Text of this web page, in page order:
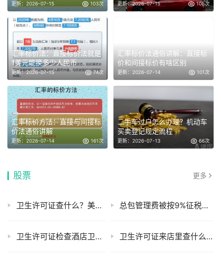
更新：2026-07-15 103次 更新：2026-07-15 105次
汇率标价法：直接标价法就是
1美元能换多少人民币
更新：2026-07-15 74次
汇率标价法通俗讲解：直接标
价和间接标价有啥区别
更新：2026-07-14 101次
汇率标价方法：直接与间接标
价法通俗讲解
更新：2026-07-14 161次
二手车过户怎么办理？机动车
买卖登记规定流程
更新：2026-07-13 66次
股票 更多
卫生许可证查什么？美发店老板必看的检查重点 总包管理费被按9%征税？来看这张增值税发票图片避坑
卫生许可证检查酒店卫生，重点查床上用品和卫生间 卫生许可证来店里查什么？春节前重点检查这6项